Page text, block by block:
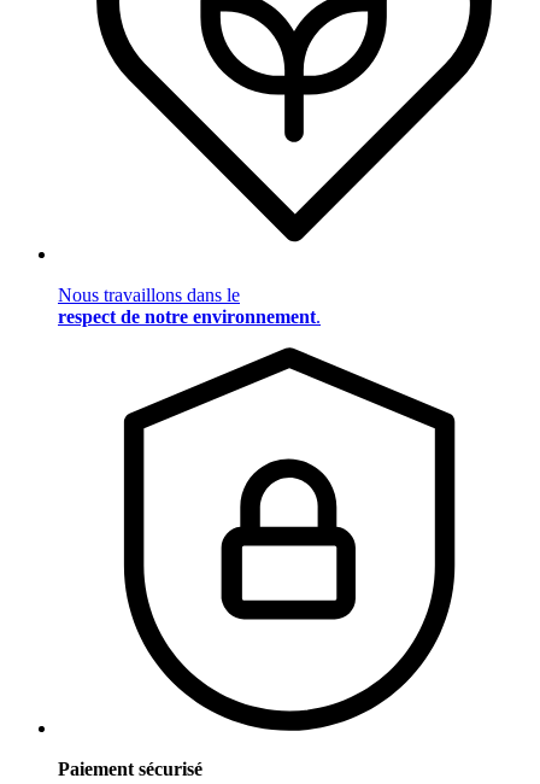
Nous travaillons dans le
respect de notre environnement.
Paiement sécurisé